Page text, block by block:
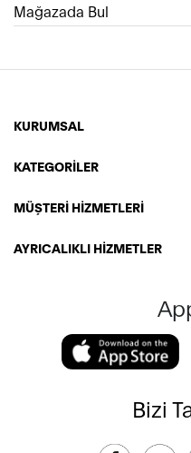
Mağazada Bul
KURUMSAL
KATEGORİLER
MÜŞTERİ HİZMETLERİ
AYRICALIKLI HİZMETLER
Bizi